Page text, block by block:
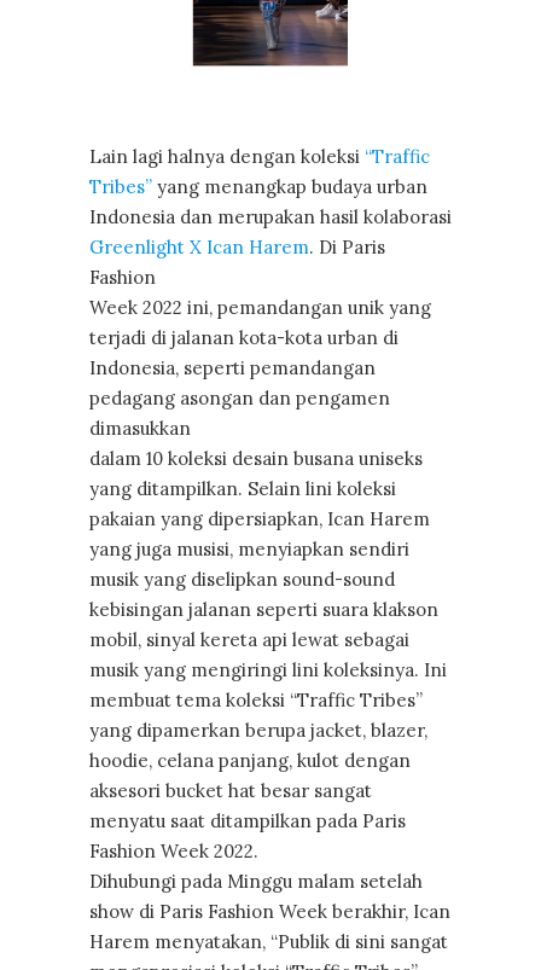
Lain lagi halnya dengan koleksi “Traffic
Tribes” yang menangkap budaya urban
Indonesia dan merupakan hasil kolaborasi
Greenlight X Ican Harem. Di Paris
Fashion
Week 2022 ini, pemandangan unik yang
terjadi di jalanan kota-kota urban di
Indonesia, seperti pemandangan
pedagang asongan dan pengamen
dimasukkan
dalam 10 koleksi desain busana uniseks
yang ditampilkan. Selain lini koleksi
pakaian yang dipersiapkan, Ican Harem
yang juga musisi, menyiapkan sendiri
musik yang diselipkan sound-sound
kebisingan jalanan seperti suara klakson
mobil, sinyal kereta api lewat sebagai
musik yang mengiringi lini koleksinya. Ini
membuat tema koleksi “Traffic Tribes”
yang dipamerkan berupa jacket, blazer,
hoodie, celana panjang, kulot dengan
aksesori bucket hat besar sangat
menyatu saat ditampilkan pada Paris
Fashion Week 2022.
Dihubungi pada Minggu malam setelah
show di Paris Fashion Week berakhir, Ican
Harem menyatakan, “Publik di sini sangat